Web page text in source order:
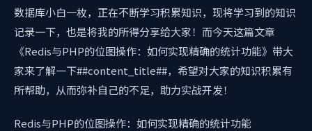
数据库小白一枚，正在不断学习积累知识，现将学习到的知识
记录一下，也是将我的所得分享给大家！而今天这篇文章
《Redis与PHP的位图操作：如何实现精确的统计功能》带大
家来了解一下##content_title##，希望对大家的知识积累有
所帮助，从而弥补自己的不足，助力实战开发！
Redis与PHP的位图操作：如何实现精确的统计功能